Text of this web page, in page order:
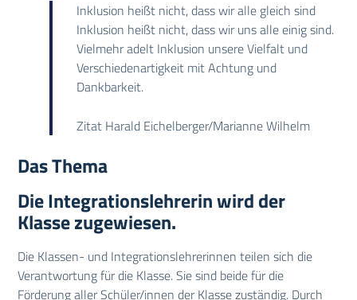
Inklusion heißt nicht, dass wir alle gleich sind
Inklusion heißt nicht, dass wir uns alle einig sind.
Vielmehr adelt Inklusion unsere Vielfalt und
Verschiedenartigkeit mit Achtung und
Dankbarkeit.
Zitat Harald Eichelberger/Marianne Wilhelm
Das Thema
Die Integrationslehrerin wird der
Klasse zugewiesen.
Die Klassen- und Integrationslehrerinnen teilen sich die
Verantwortung für die Klasse. Sie sind beide für die
Förderung aller Schüler/innen der Klasse zuständig. Durch